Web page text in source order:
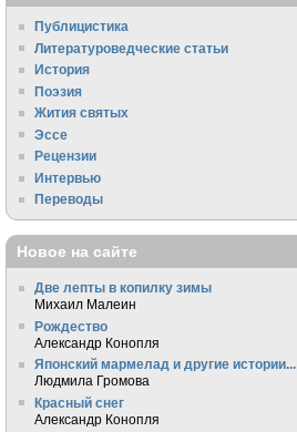
Публицистика
Литературоведческие статьи
История
Поэзия
Жития святых
Эссе
Рецензии
Интервью
Переводы
Новое на сайте
Две лепты в копилку зимы
Михаил Малеин
Рождество
Александр Конопля
Японский мармелад и другие истории...
Людмила Громова
Красный снег
Александр Конопля